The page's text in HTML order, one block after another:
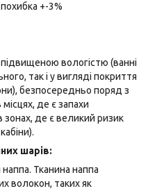
+-3%
вологістю (ванні
так і у вигляді покриття
безпосередньо поряд з
де є запахи
зонах, де є великий ризик
шарів:
Тканина наппа
волокон, таких як